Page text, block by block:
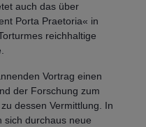
auch das über
Porta Praetoria« in
reichhaltige
Vortrag einen
der Forschung zum
dessen Vermittlung. In
sich durchaus neue